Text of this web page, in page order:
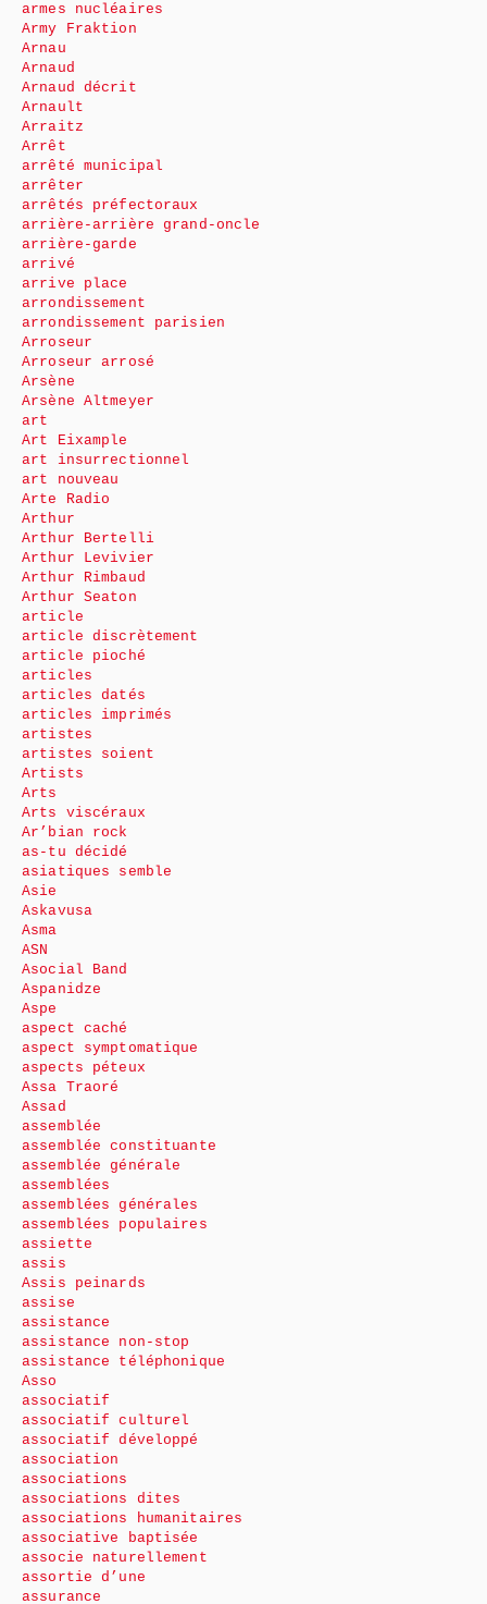
armes nucléaires
Army Fraktion
Arnau
Arnaud
Arnaud décrit
Arnault
Arraitz
Arrêt
arrêté municipal
arrêter
arrêtés préfectoraux
arrière-arrière grand-oncle
arrière-garde
arrivé
arrive place
arrondissement
arrondissement parisien
Arroseur
Arroseur arrosé
Arsène
Arsène Altmeyer
art
Art Eixample
art insurrectionnel
art nouveau
Arte Radio
Arthur
Arthur Bertelli
Arthur Levivier
Arthur Rimbaud
Arthur Seaton
article
article discrètement
article pioché
articles
articles datés
articles imprimés
artistes
artistes soient
Artists
Arts
Arts viscéraux
Ar’bian rock
as-tu décidé
asiatiques semble
Asie
Askavusa
Asma
ASN
Asocial Band
Aspanidze
Aspe
aspect caché
aspect symptomatique
aspects péteux
Assa Traoré
Assad
assemblée
assemblée constituante
assemblée générale
assemblées
assemblées générales
assemblées populaires
assiette
assis
Assis peinards
assise
assistance
assistance non-stop
assistance téléphonique
Asso
associatif
associatif culturel
associatif développé
association
associations
associations dites
associations humanitaires
associative baptisée
associe naturellement
assortie d’une
assurance